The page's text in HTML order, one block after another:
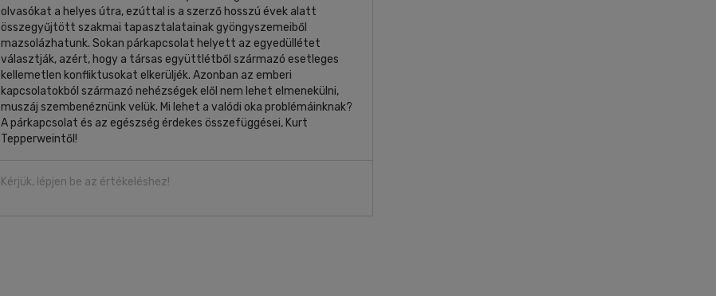
olvasókat a helyes útra, ezúttal is a szerző hosszú évek alatt
összegyűjtött szakmai tapasztalatainak gyöngyszemeiből
mazsolázhatunk. Sokan párkapcsolat helyett az egyedüllétet
választják, azért, hogy a társas együttlétből származó esetleges
kellemetlen konfliktusokat elkerüljék. Azonban az emberi
kapcsolatokból származó nehézségek elől nem lehet elmenekülni,
muszáj szembenéznünk velük. Mi lehet a valódi oka problémáinknak?
A párkapcsolat és az egészség érdekes összefüggései, Kurt
Tepperweintől!
Kérjük, lépjen be az értékeléshez!